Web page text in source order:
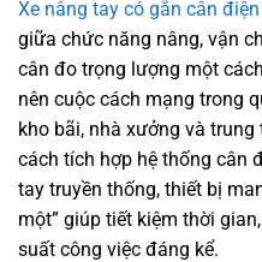
Xe nâng tay có gắn cân
giữa chức năng nâng, vận
cân đo trọng lượng một
nên cuộc cách mạng trong
kho bãi, nhà xưởng và
cách tích hợp hệ thống cân
tay truyền thống, thiết bị
một” giúp tiết kiệm thời
suất công việc đáng kể.